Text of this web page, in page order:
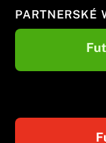
PARTNERSKÉ